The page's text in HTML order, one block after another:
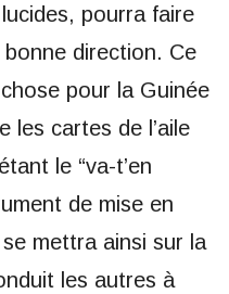
pourra faire
direction. Ce
pour la Guinée
les cartes de l’aile
le “va-t’en
de mise en
mettra ainsi sur la
les autres à